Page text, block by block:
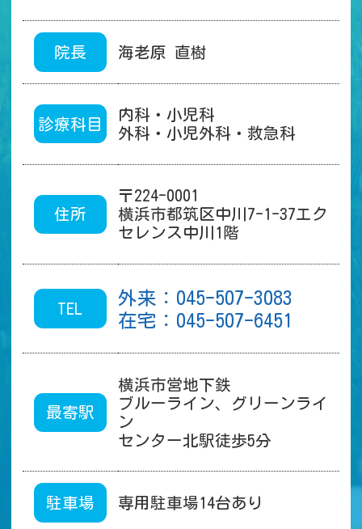
院長 海老原 直樹
診療科目
内科・小児科
外科・小児外科・救急科
住所
〒224-0001
横浜市都筑区中川7-1-37エク
セレンス中川1階
TEL
外来：045-507-3083
在宅：045-507-6451
最寄駅
横浜市営地下鉄
ブルーライン、グリーンライ
ン
センター北駅徒歩5分
駐車場 専用駐車場14台あり